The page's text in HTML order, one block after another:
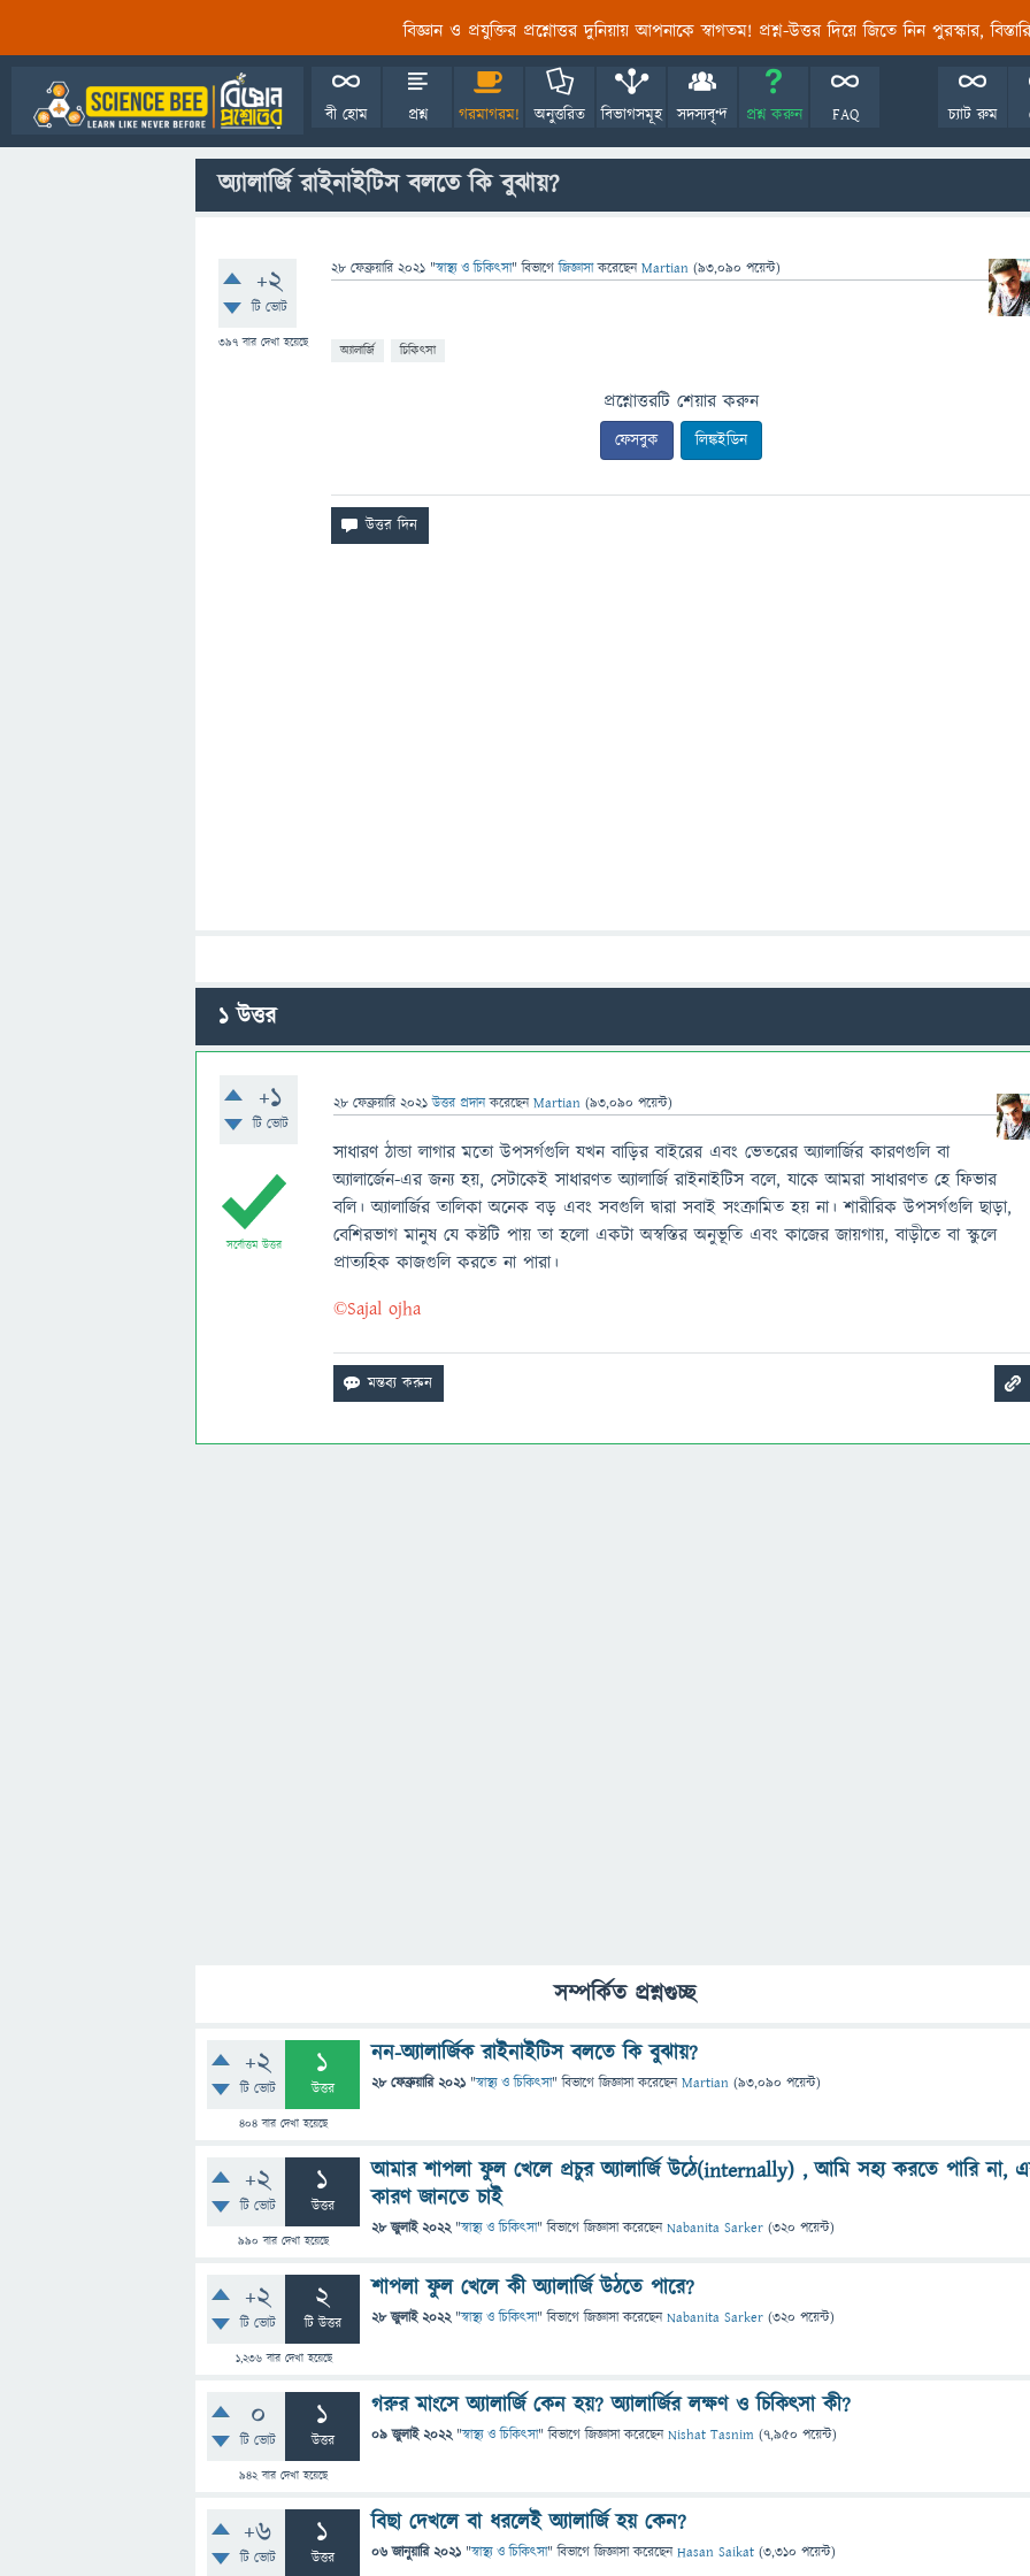
বিজ্ঞান ও প্রযুক্তির প্রশ্নোত্তর দুনিয়ায় আপনাকে স্বাগতম! প্রশ্ন-উত্তর দিয়ে জিতে নিন পুরস্কার,
বী হোম প্রশ্ন গরমাগরম! অনুত্তরিত বিভাগসমূহ সদস্যবৃন্দ প্রশ্ন করুন FAQ চ্যাট রুম
অ্যালার্জি রাইনাইটিস বলতে কি বুঝায়?
+2
টি ভোট
397 বার দেখা হয়েছে
28 ফেব্রুয়ারি 2021 "স্বাস্থ্য ও চিকিৎসা" বিভাগে জিজ্ঞাসাকরেছেনMartian (93,090 পয়েন্ট)
অ্যালার্জি চিকিৎসা
প্রশ্নোত্তরটি শেয়ার করুন
ফেসবুক লিঙ্কইডিন
1উত্তর
+1
টি ভোট
28 ফেব্রুয়ারি 2021 উত্তর প্রদান করেছেনMartian (93,090 পয়েন্ট)
সর্বোত্তম উত্তর
সাধারণ ঠান্ডা লাগার মতো উপসর্গগুলি যখন বাড়ির বাইরের এবং ভেতরের অ্যালার্জির কারণগুলি বা
অ্যালার্জেন-এর জন্য হয়, সেটাকেই সাধারণত অ্যালার্জি রাইনাইটিস বলে, যাকে আমরা সাধারণত হে ফিভার
বলি। অ্যালার্জির তালিকা অনেক বড় এবং সবগুলি দ্বারা সবাই সংক্রামিত হয় না। শারীরিক উপসর্গগুলি ছাড়া,
বেশিরভাগ মানুষ যে কষ্টটি পায় তা হলো একটা অস্বস্তির অনুভূতি এবং কাজের জায়গায়, বাড়ীতে বা স্কুলে
প্রাত্যহিক কাজগুলি করতে না পারা।
©Sajal ojha
সম্পর্কিত প্রশ্নগুচ্ছ
+2
টি ভোট
1
উত্তর
404 বার দেখা হয়েছে
নন-অ্যালার্জিক রাইনাইটিস বলতে কি বুঝায়?
28 ফেব্রুয়ারি 2021 "স্বাস্থ্য ও চিকিৎসা" বিভাগে জিজ্ঞাসাকরেছেনMartian (93,090 পয়েন্ট)
+2
টি ভোট
1
উত্তর
990 বার দেখা হয়েছে
আমার শাপলা ফুল খেলে প্রচুর অ্যালার্জি উঠে(internally) , আমি সহ্য করতে পারি না,
কারণ জানতে চাই
28 জুলাই 2022 "স্বাস্থ্য ও চিকিৎসা" বিভাগে জিজ্ঞাসাকরেছেনNabanita Sarker (320 পয়েন্ট)
+2
টি ভোট
2
টি উত্তর
1,236বার দেখা হয়েছে
শাপলা ফুল খেলে কী অ্যালার্জি উঠতে পারে?
28 জুলাই 2022 "স্বাস্থ্য ও চিকিৎসা" বিভাগে জিজ্ঞাসাকরেছেনNabanita Sarker (320 পয়েন্ট)
0
টি ভোট
1
উত্তর
942বার দেখা হয়েছে
গরুর মাংসে অ্যালার্জি কেন হয়? অ্যালার্জির লক্ষণ ও চিকিৎসা কী?
09 জুলাই 2022 "স্বাস্থ্য ও চিকিৎসা" বিভাগে জিজ্ঞাসাকরেছেনNishat Tasnim (7,950 পয়েন্ট)
+6
টি ভোট
1
উত্তর
বিছা দেখলে বা ধরলেই অ্যালার্জি হয় কেন?
06 জানুয়ারি 2021 "স্বাস্থ্য ও চিকিৎসা" বিভাগে জিজ্ঞাসাকরেছেনHasan Saikat (3,310 পয়েন্ট)